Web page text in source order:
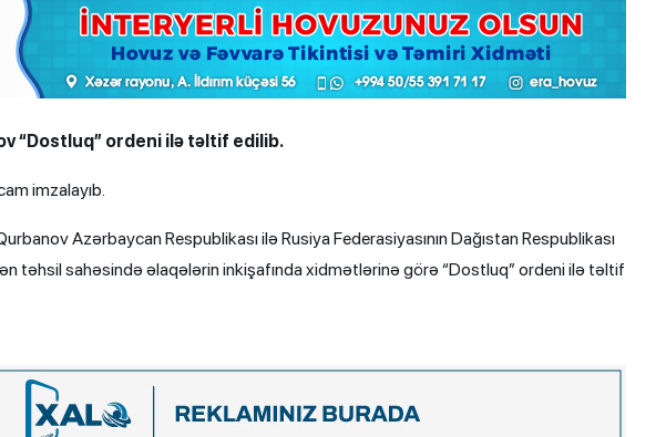
“Dostluq” ordeni ilə təltif edilib.
imzalayıb.
Azərbaycan Respublikası ilə Rusiya Federasiyasının Dağıstan Respublikası
təhsil sahəsində əlaqələrin inkişafında xidmətlərinə görə “Dostluq” ordeni ilə təltif